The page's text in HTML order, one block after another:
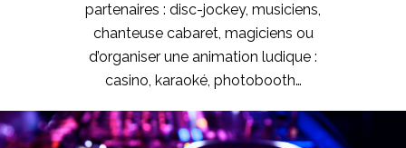
partenaires : disc-jockey, musiciens,
chanteuse cabaret, magiciens ou
d’organiser une animation ludique :
casino, karaoké, photobooth…